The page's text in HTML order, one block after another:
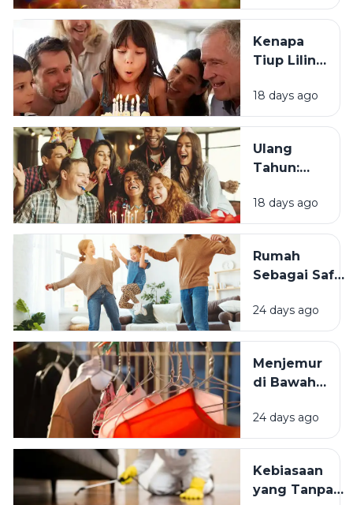
Berawal?
Kenapa
Tiup Lilin
Tradisi
Saat Ulang
18 days ago
Ulang
Tahun:
Momen
Bertambah
Terasa
Istimewa?
18 days ago
Rumah
Sebagai Safe
Mengapa
Lingkungan
Tinggal yang
Bersih
Kesejahteraan
Kita?
24 days ago
Menjemur
di Bawah
atau Di
Tempat
Mana yang
Lebih
24 days ago
Kebiasaan
yang Tanpa